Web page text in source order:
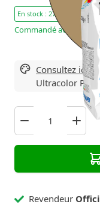
En stock : 27 Pièces
Commandé avant
Consultez ici
Ultracolor Plus
Revendeur